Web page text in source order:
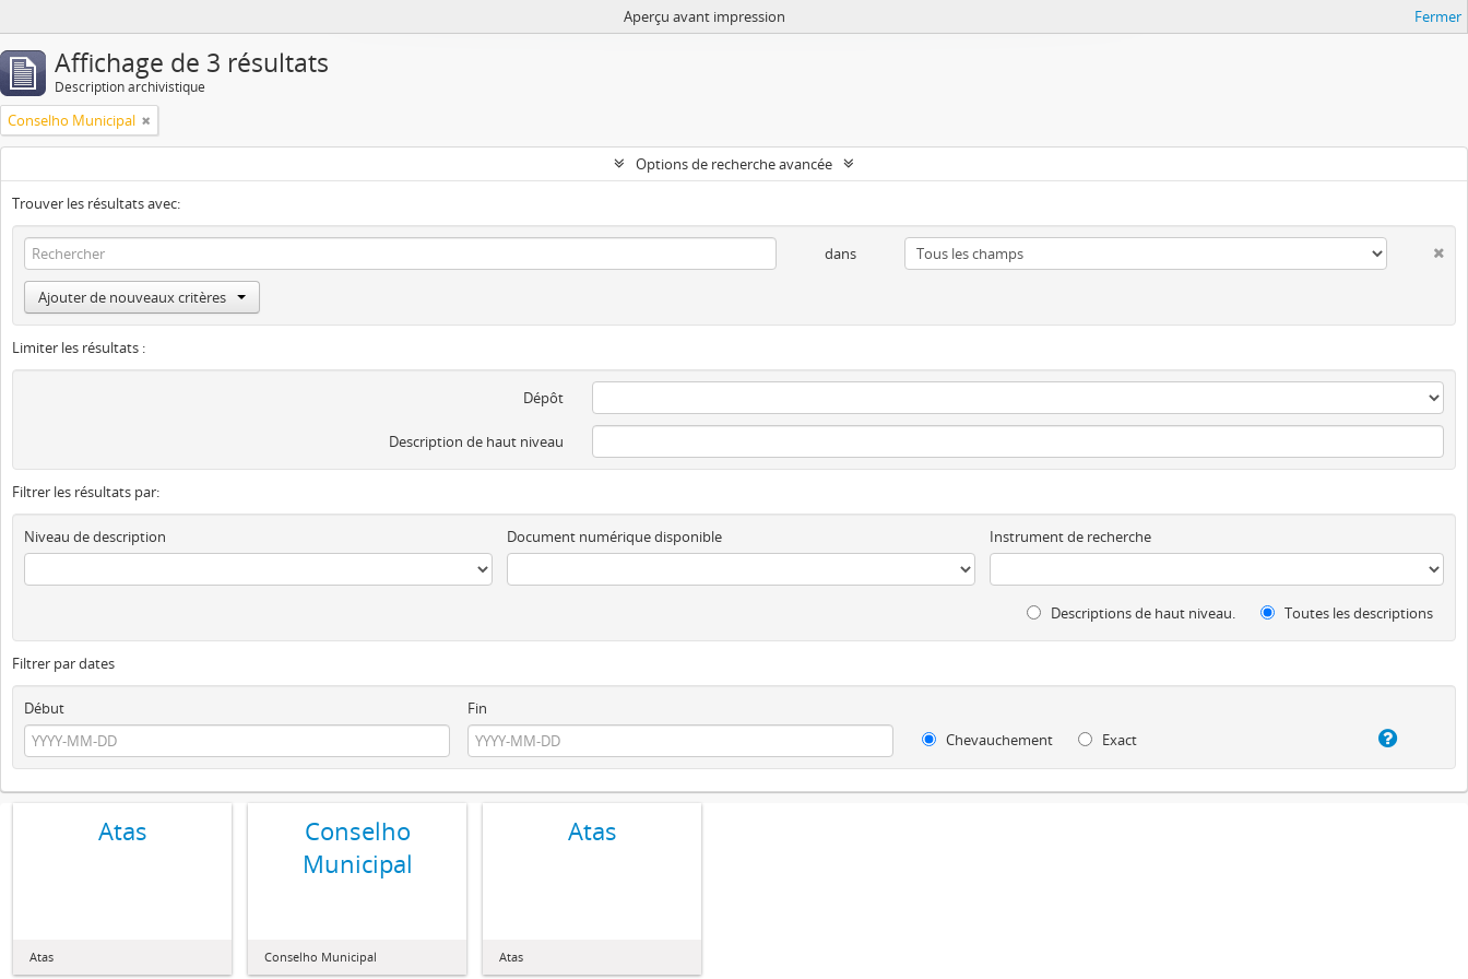
Aperçu avant impression Fermer
Affichage de 3 résultats
Description archivistique
Conselho Municipal
Options de recherche avancée
Trouver les résultats avec:
dans
Ajouter de nouveaux critères
Limiter les résultats :
Dépôt
Description de haut niveau
Filtrer les résultats par:
Niveau de description Document numérique disponible Instrument de recherche
Descriptions de haut niveau. Toutes les descriptions
Filtrer par dates
Début
Fin
Chevauchement
Exact
Atas
Atas
Conselho
Municipal
Conselho Municipal
Atas
Atas